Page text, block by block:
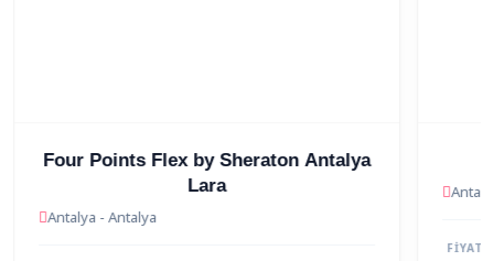
Sever Suites Hotel
FİYAT